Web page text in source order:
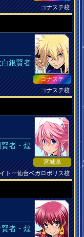
コナステ校
白銀賢者
コナステ
コナステ校
者・煌
宮城県
トー仙台ベガロポリス校
賢者・煌